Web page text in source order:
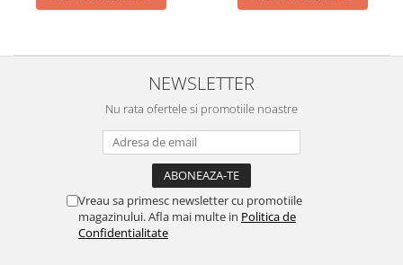
Consumabile drujbe, fierastraie
Drujbe electrice
Mori cereale si batoze porumb
Batoze - mori desfacat porumb
NEWSLETTER
Nu rata ofertele si promotiile noastre
Vreau sa primesc newsletter cu promotiile
magazinului. Afla mai multe in Politica de
Confidentialitate